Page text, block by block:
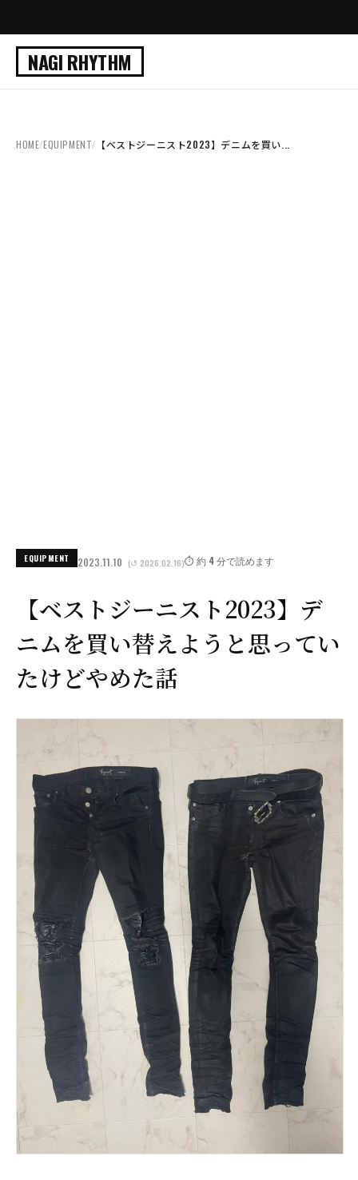
NAGI RHYTHM
HOME/EQUIPMENT/ 【ベストジーニスト2023】デニムを買い...
EQUIPMENT 2023.11.10 (↺ 2026.02.16)⏱️ 約 4 分で読めます
【ベストジーニスト2023】デ
ニムを買い替えようと思ってい
たけどやめた話